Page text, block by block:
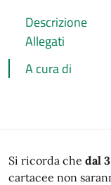
Descrizione
Allegati
A cura di
Si ricorda che dal
cartacee non